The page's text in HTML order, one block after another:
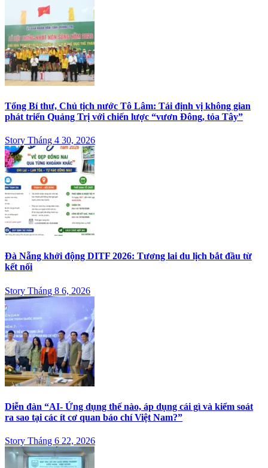
Tổng Bí thư, Chủ tịch nước Tô Lâm: Tái định vị không gian
phát triển Quảng Trị với chiến lược “vươn Đông, tỏa Tây”
Story Tháng 4 30, 2026
Đà Nẵng khởi động DITF 2026: Tương lai du lịch bắt đầu từ
kết nối
Story Tháng 8 6, 2026
Diễn đàn “AI- Ứng dụng thế nào, áp dụng cái gì và kiểm soát
ra sao tại các ít cơ quan báo chí Việt Nam?”
Story Tháng 6 22, 2026